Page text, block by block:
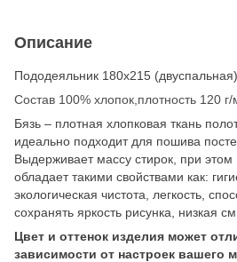
Описание
Пододеяльник 180х215 (двуспальная)
Состав 100% хлопок,плотность 120 г/
Бязь – плотная хлопковая ткань
идеально подходит для пошива
Выдерживает массу стирок, при этом
обладает такими свойствами как:
экологическая чистота, легкость,
сохранять яркость рисунка, низкая
Цвет и оттенок изделия может
зависимости от настроек вашего